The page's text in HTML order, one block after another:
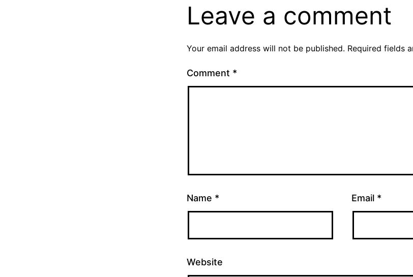
Leave a comment
Your email address will not be published. Required fields
Comment *
Name * Email *
Website